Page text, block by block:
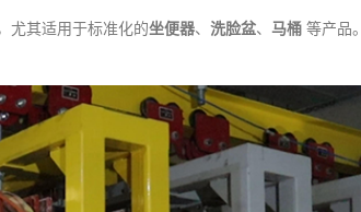
尤其适用于标准化的坐便器、 洗脸盆、 马桶 等产品